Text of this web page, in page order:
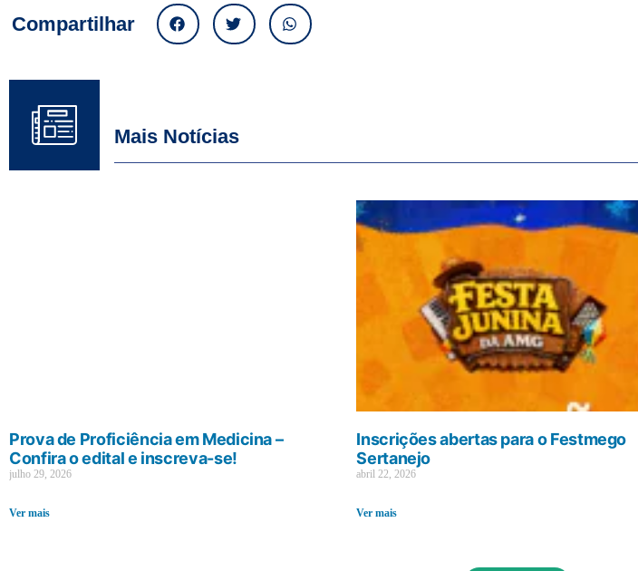
Compartilhar
Mais Notícias
Prova de Proficiência em Medicina –
Confira o edital e inscreva-se!
julho 29, 2026
Ver mais
Inscrições abertas para o Festmego
Sertanejo
abril 22, 2026
Ver mais